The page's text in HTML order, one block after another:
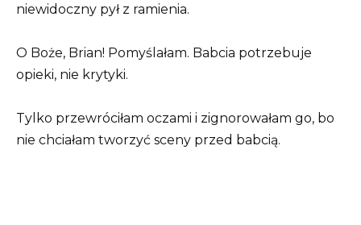
niewidoczny pył z ramienia.
O Boże, Brian! Pomyślałam. Babcia potrzebuje
opieki, nie krytyki.
Tylko przewróciłam oczami i zignorowałam go, bo
nie chciałam tworzyć sceny przed babcią.